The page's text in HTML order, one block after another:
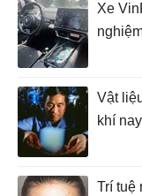
Xe
Vật
khí
Trí tuệ